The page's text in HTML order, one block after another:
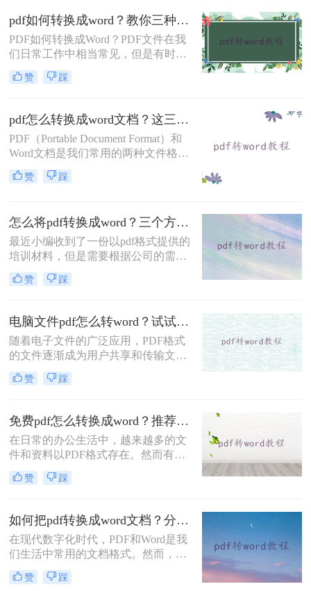
选择PDF格式的内容需要更好的时
候，就会比较麻烦，选择PDF格式的
时候，PDF格式也不是万能的，比如
编辑内容的时候，就会比较麻烦，需
要转换成Word的格式，但是怎么将
pdf转换成word免费需要用PDF转换工
pdf如何转换成word？教你三种好用的方法！
PDF如何转换成Word？PDF文件在我
们日常工作中相当常见，但是有时我
们需要将PDF文件转换为可编辑的
Word文档，以方便我们进行编辑。那
Word文档呢？下面一起看看吧。
赞 踩
pdf怎么转换成word文档？这三个方法轻松实现文档格式转换！
PDF（Portable Document Format）和
Word文档是我们常用的两种文件格
式。有时我们需要将PDF文件转换成
Word文档来编辑或进行其他操作，但
word文档方法，帮助您轻松将PDF文
件转换成可编辑的Word文档。
赞 踩
怎么将pdf转换成word？三个方法轻松完成！
最近小编收到了一份以pdf格式提供的
培训材料，但是需要根据公司的需求
进行个性化调整和定制化设计，不能
完全照搬照抄。为了确保培训课程与
就需要将培训材料转换为可编辑的
word格式。小编也有一些能够PDF转
Word的软件，一键就快速解决了文件
格式转换的问题，那如果你不知道怎
么将pdf转换成word，下面小编就开始
分享！
赞 踩
电脑文件pdf怎么转word？试试下面的几种方法！
随着电子文件的广泛应用，PDF格式
的文件逐渐成为用户共享和传输文件
的首选。然而，有时候我们需要对
PDF文件进行编辑，PDF与Word格式
为大家详细介绍电脑文件pdf怎么转
word的方法。
赞 踩
免费pdf怎么转换成word？推荐这三种方法给你！
在日常的办公生活中，越来越多的文
件和资料以PDF格式存在。然而有时
我们需要对这些PDF文件进行修改、
编辑或重新利用其中的内容，而面对
Word的方法就很重要了。但是大家了
解哪些pdf转word技巧呢？下面就教大
家免费pdf怎么转换成word方法，快来
看看有没有适合你的吧！
赞 踩
如何把pdf转换成word文档？分享三种简单方法~
在现代数字化时代，PDF和Word是我
们生活中常用的文档格式。然而，有
时候我们需要将PDF转换成Word文
档，以方便编辑、更改或重复利用其
赞 踩